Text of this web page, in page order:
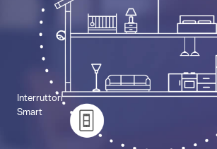
Interruttori
Smart